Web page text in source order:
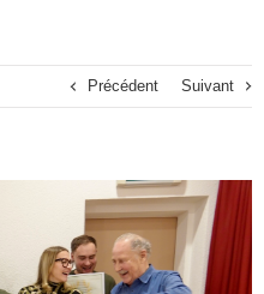
Précédent Suivant